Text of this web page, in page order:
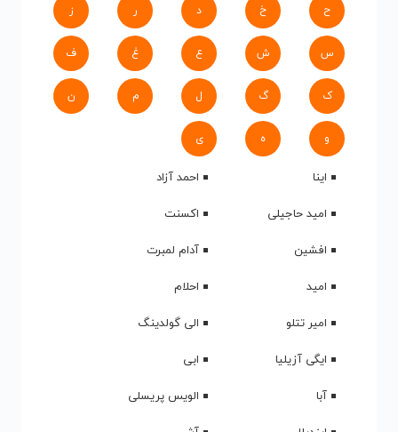
ح خ د ر ز
س ش ع غ ف
ک گ ل م ن
و ه ی
اینا
احمد آزاد
امید حاجیلی
اکسنت
افشین
آدام لمبرت
امید
احلام
امیر تتلو
الی گولدینگ
ایگی آزیلیا
ابی
آبا
الویس پریسلی